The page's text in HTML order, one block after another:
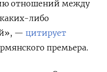
отношений между
либо
— цитирует
премьера.